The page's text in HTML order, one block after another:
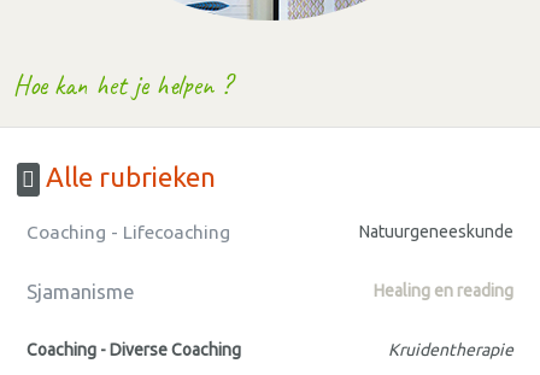
Hoe kan het je helpen ?
Alle rubrieken
Coaching - Lifecoaching Natuurgeneeskunde
Sjamanisme Healing en reading
Coaching - Diverse Coaching Kruidentherapie